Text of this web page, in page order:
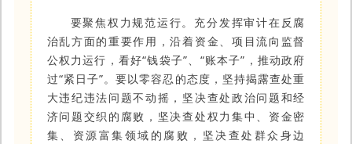
要聚焦权力规范运行。充分发挥审计在反腐
治乱方面的重要作用，沿着资金、项目流向监督
公权力运行，看好“钱袋子”、“账本子”，推动政府
过“紧日子”。要以零容忍的态度，坚持揭露查处重
大违纪违法问题不动摇，坚决查处政治问题和经
济问题交织的腐败，坚决查处权力集中、资金密
集、资源富集领域的腐败，坚决查处群众身边